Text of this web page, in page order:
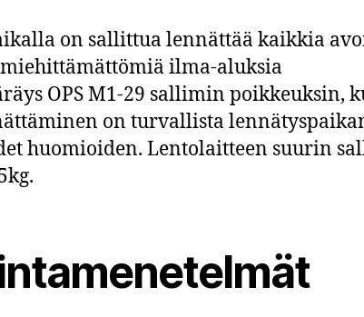
on sallittua lennättää kaikkia
ilma-aluksia
OPS M1-29 sallimin poikkeuksin,
on turvallista
huomioiden. Lentolaitteen suurin